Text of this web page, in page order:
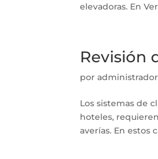
elevadoras. En
Revisión
poradministrador
Los sistemas de
hoteles,
averías. En estos